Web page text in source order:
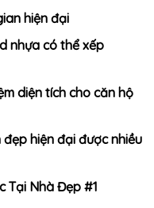
hiện đại
nhựa có thể xếp
diện tích cho căn hộ
hiện đại được nhiều
Tại Nhà Đẹp #1